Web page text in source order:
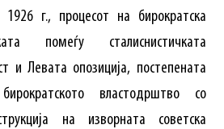
г., процесот на бирократска
помеѓу сталиснистичката
и Левата опозиција, постепената
властодрштво со
на изворната советска